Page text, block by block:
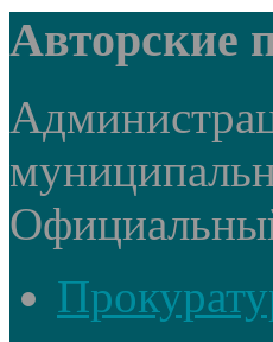
Авторские